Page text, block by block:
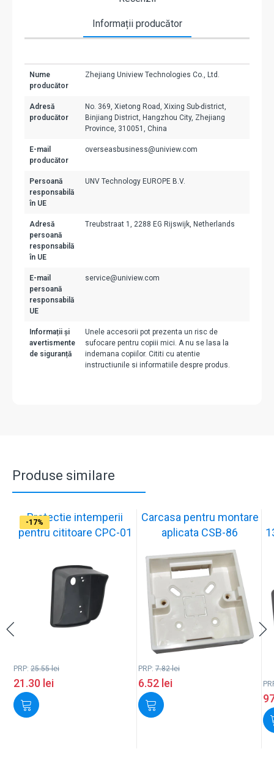
Informații producător
Nume
producător
Zhejiang Uniview Technologies Co., Ltd.
Adresă
producător
No. 369, Xietong Road, Xixing Sub-district,
Binjiang District, Hangzhou City, Zhejiang
Province, 310051, China
E-mail
producător
overseasbusiness@uniview.com
Persoană
responsabilă
în UE
UNV Technology EUROPE B.V.
Adresă
persoană
responsabilă
în UE
Treubstraat 1, 2288 EG Rijswijk, Netherlands
E-mail
persoană
responsabilă
UE
service@uniview.com
Informații și
avertismente
de siguranță
Unele accesorii pot prezenta un risc de
sufocare pentru copiii mici. A nu se lasa la
indemana copiilor. Cititi cu atentie
instructiunile si informatiile despre produs.
Produse similare
-17%
Protectie intemperii
pentru cititoare CPC-01
PRP: 25.55lei
21.30 lei
-17%
Carcasa pentru montare
aplicata CSB-86
PRP: 7.82lei
6.52 lei
-17%
-17%
-17%
-17%
-17%
-17%
-17%
-17%